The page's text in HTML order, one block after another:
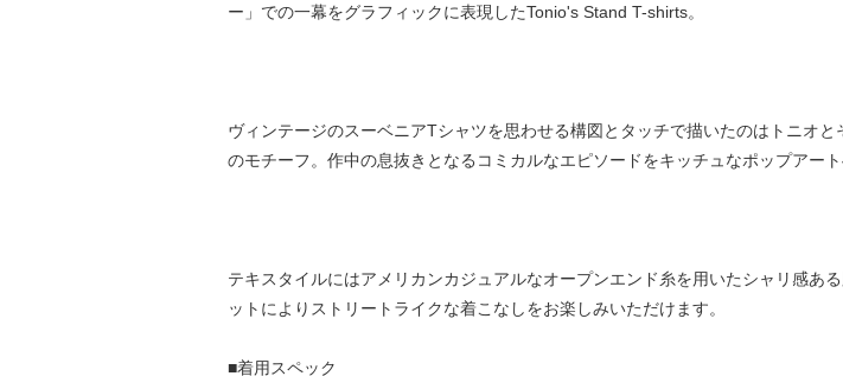
ー」での一幕をグラフィックに表現したTonio's Stand T-shirts。
ヴィンテージのスーベニアTシャツを思わせる構図とタッチで描いたのはトニオ
のモチーフ。作中の息抜きとなるコミカルなエピソードをキッチュなポップアート
テキスタイルにはアメリカンカジュアルなオープンエンド糸を用いたシャリ感あ
ットによりストリートライクな着こなしをお楽しみいただけます。
■着用スペック